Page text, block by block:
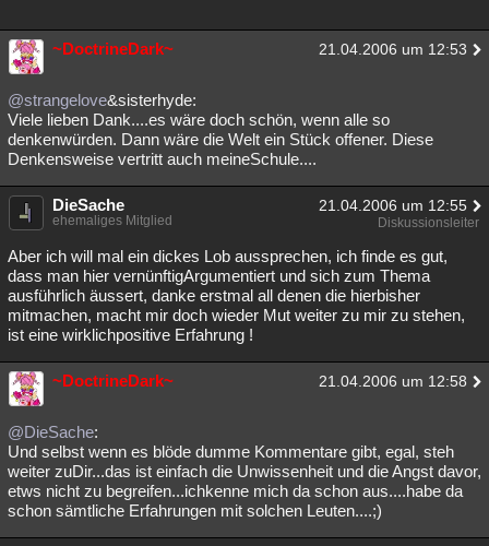
~DoctrineDark~ 21.04.2006 um 12:53
@strangelove&sisterhyde:
Viele lieben Dank....es wäre doch schön, wenn alle so
denkenwürden. Dann wäre die Welt ein Stück offener. Diese
Denkensweise vertritt auch meineSchule....
DieSache 21.04.2006 um 12:55
ehemaliges Mitglied Diskussionsleiter
Aber ich will mal ein dickes Lob aussprechen, ich finde es gut,
dass man hier vernünftigArgumentiert und sich zum Thema
ausführlich äussert, danke erstmal all denen die hierbisher
mitmachen, macht mir doch wieder Mut weiter zu mir zu stehen,
ist eine wirklichpositive Erfahrung !
~DoctrineDark~ 21.04.2006 um 12:58
@DieSache:
Und selbst wenn es blöde dumme Kommentare gibt, egal, steh
weiter zuDir...das ist einfach die Unwissenheit und die Angst davor,
etws nicht zu begreifen...ichkenne mich da schon aus....habe da
schon sämtliche Erfahrungen mit solchen Leuten....;)